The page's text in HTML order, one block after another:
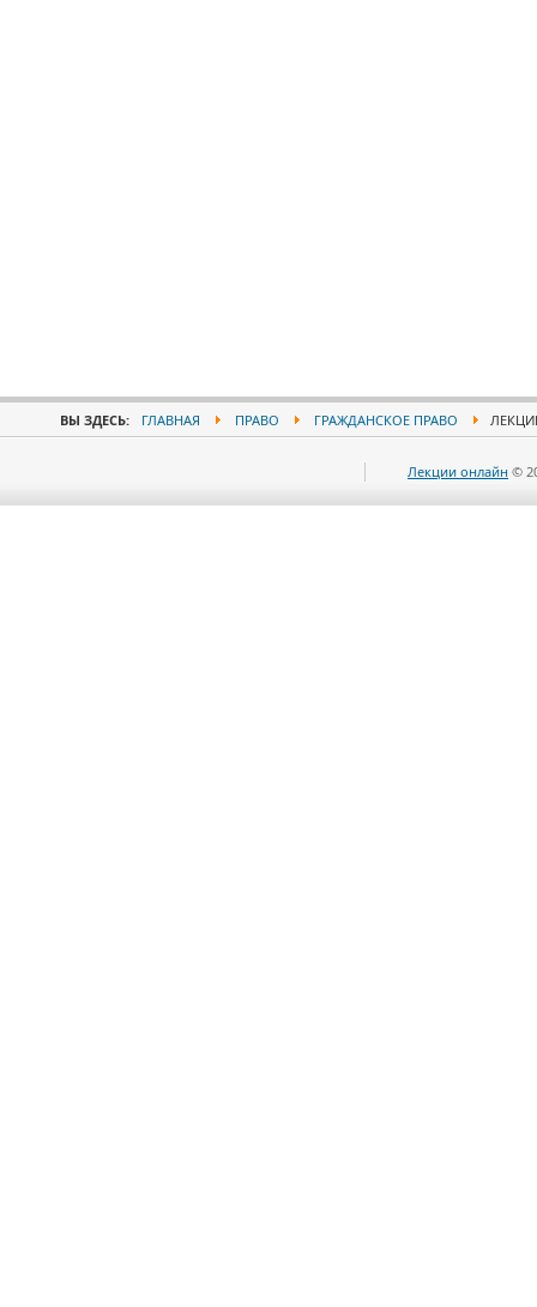
ВЫ ЗДЕСЬ: ГЛАВНАЯ ПРАВО ГРАЖДАНСКОЕ ПРАВО
Лекции онлайн ©